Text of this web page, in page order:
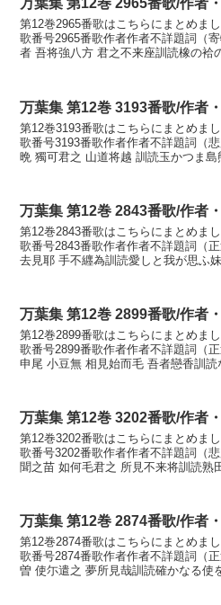
万葉集 第12巻 2965番歌/作者
第12巻2965番歌はこちらにまとめま
歌番号2965番歌作者作者不詳題詞（
者 吾将強八方 君之不来座訓読橡の袷
万葉集 第12巻 3193番歌/作者
第12巻3193番歌はこちらにまとめま
歌番号3193番歌作者作者不詳題詞（
晩 獨可君之 山道将越 訓読玉かつま島
万葉集 第12巻 2843番歌/作者
第12巻2843番歌はこちらにまとめま
歌番号2843番歌作者作者不詳題詞（
去見耶 手不纒為訓読愛しと我が思ふ
万葉集 第12巻 2899番歌/作者
第12巻2899番歌はこちらにまとめま
歌番号2899番歌作者作者不詳題詞（
申尾 小豆無 相見始而毛 吾者戀香訓
万葉集 第12巻 3202番歌/作者
第12巻3202番歌はこちらにまとめま
歌番号3202番歌作者作者不詳題詞（
聞之苗 如何毛君之 所見不来将訓読熟
万葉集 第12巻 2874番歌/作者
第12巻2874番歌はこちらにまとめま
歌番号2874番歌作者作者不詳題詞（
曽 使尓遣之 夢所見哉訓読確かなる使